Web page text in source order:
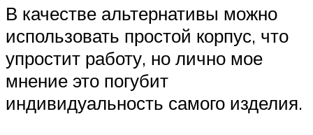
В качестве альтернативы можно
использовать простой корпус, что
упростит работу, но лично мое
мнение это погубит
индивидуальность самого изделия.